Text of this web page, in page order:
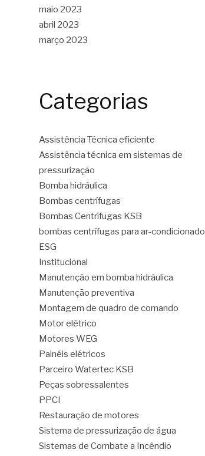
maio 2023
abril 2023
março 2023
Categorias
Assistência Técnica eficiente
Assistência técnica em sistemas de
pressurização
Bomba hidráulica
Bombas centrífugas
Bombas Centrífugas KSB
bombas centrífugas para ar-condicionado
ESG
Institucional
Manutenção em bomba hidráulica
Manutenção preventiva
Montagem de quadro de comando
Motor elétrico
Motores WEG
Painéis elétricos
Parceiro Watertec KSB
Peças sobressalentes
PPCI
Restauração de motores
Sistema de pressurização de água
Sistemas de Combate a Incêndio